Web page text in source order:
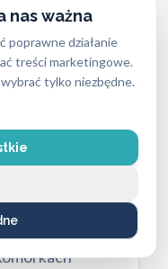
nas ważna
poprawne działanie
treści marketingowe.
tylko niezbędne.
i robociznę,
PLN.
stopnia
oraz pory
rzędu 160 do
doskonale w